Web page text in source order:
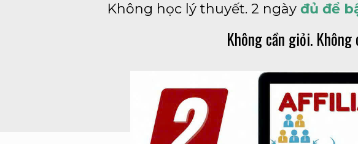
Không học lý thuyết. 2 ngày đủ để
Không cần giỏi.